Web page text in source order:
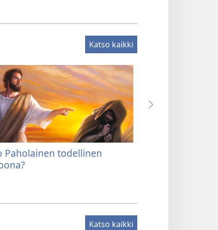
Katso kaikki
Paholainen todellinen
Katso kaikki